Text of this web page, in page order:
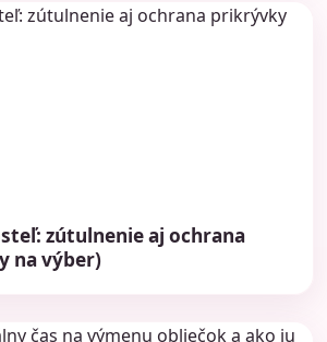
zútulnenie aj ochrana
na výber)